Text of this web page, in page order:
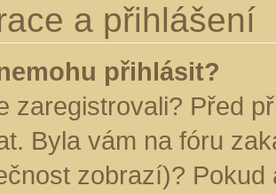
a přihlášení
přihlásit?
zaregistrovali? Před
Byla vám na fóru
zobrazí)?